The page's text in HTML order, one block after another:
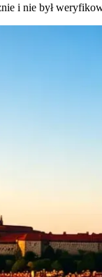
i nie był